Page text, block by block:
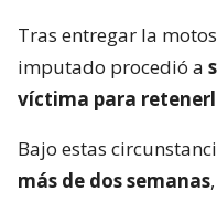
Tras entregar la
imputado procedió a
víctima para
Bajo estas
más de dos semanas